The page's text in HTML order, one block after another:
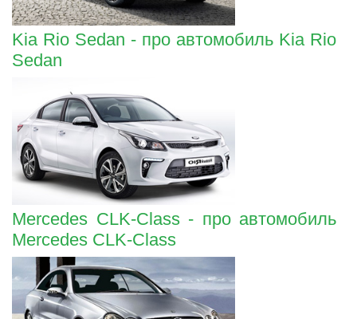
Kia Rio Sedan - про автомобиль Kia Rio
Sedan
Mercedes CLK-Class - про автомобиль
Mercedes CLK-Class